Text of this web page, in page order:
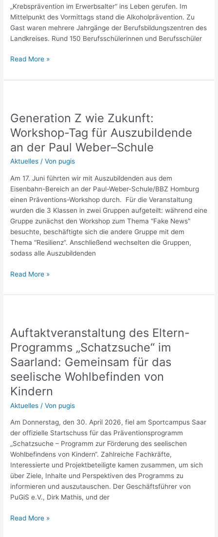
„Krebsprävention im Erwerbsalter“ ins Leben gerufen. Im
Mittelpunkt des Vormittags stand die Alkoholprävention. Zu
Gast waren mehrere Jahrgänge der Berufsbildungszentren des
Landkreises. Rund 150 Berufsschülerinnen und Berufsschüler
Read More »
Generation Z wie Zukunft:
Workshop-Tag für Auszubildende
an der Paul Weber–Schule
Aktuelles / Von pugis
Am 17. Juni führten wir mit Auszubildenden aus dem
Eisenbahn-Bereich an der Paul-Weber-Schule/BBZ Homburg
einen Präventions-Workshop durch. Für die Veranstaltung
wurden die 3 Klassen in zwei Gruppen aufgeteilt: während eine
Gruppe zunächst den Workshop zum Thema “Fake News”
besuchte, beschäftigte sich die andere Gruppe mit dem
Thema “Resilienz”. Anschließend wechselten die Gruppen,
sodass alle Auszubildenden
wie
Zukunft:
Workshop-
Tag
für
an
der
Paul
Weber–
Schule
Read More »
Auftaktveranstaltung des Eltern-
Programms „Schatzsuche“ im
Saarland: Gemeinsam für das
seelische Wohlbefinden von
Kindern
Aktuelles / Von pugis
Am Donnerstag, den 30. April 2026, fiel am Sportcampus Saar
der offizielle Startschuss für das Präventionsprogramm
„Schatzsuche – Programm zur Förderung des seelischen
Wohlbefindens von Kindern“. Zahlreiche Fachkräfte,
Interessierte und Projektbeteiligte kamen zusammen, um sich
über Ziele, Inhalte und Perspektiven des Programms zu
informieren und auszutauschen. Der Geschäftsführer von
PuGiS e.V., Dirk Mathis, und der
Eltern-
Programms
„Schatzsuche“
im
Saarland:
Gemeinsam
für
das
Kindern
Read More »